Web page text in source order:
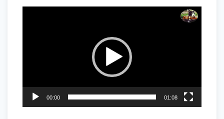
00:00 01:08